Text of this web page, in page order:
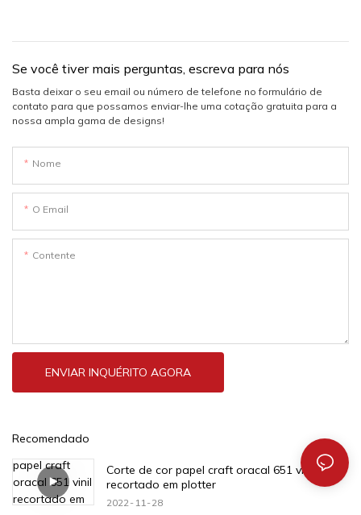
Se você tiver mais perguntas, escreva para nós
Basta deixar o seu email ou número de telefone no formulário de
contato para que possamos enviar-lhe uma cotação gratuita para a
nossa ampla gama de designs!
Nome
O Email
Contente
ENVIAR INQUÉRITO AGORA
Recomendado
Corte de cor papel craft oracal 651 vinil
recortado em plotter
2022 11 28